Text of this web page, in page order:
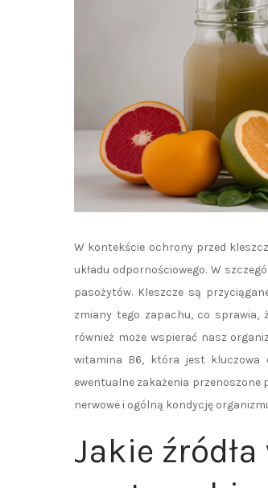
W kontekście ochrony przed
układu odpornościowego. W
pasożytów. Kleszcze są
zmiany tego zapachu, co sprawia,
również może wspierać nasz
witamina B6, która jest kluczowa
ewentualne zakażenia przenoszone
nerwowe i ogólną kondycję
Jakie